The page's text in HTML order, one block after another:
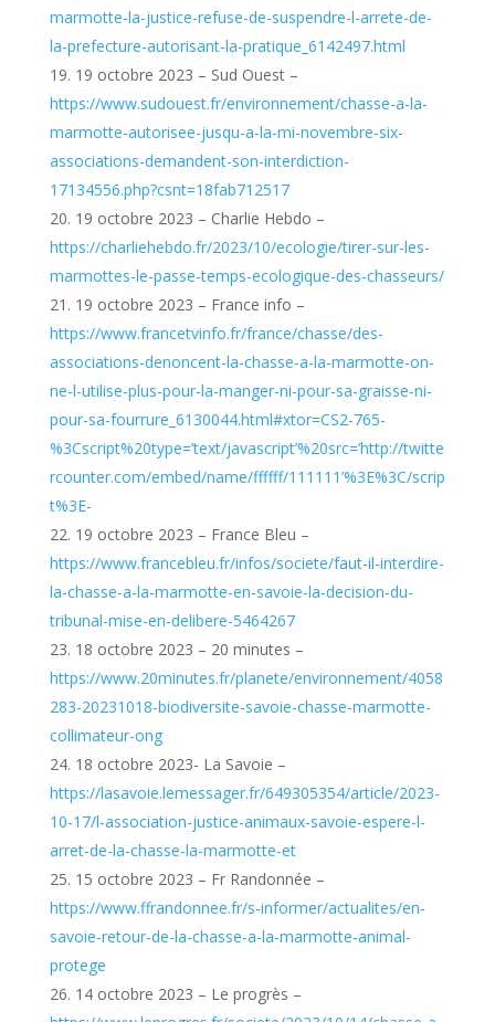
marmotte-la-justice-refuse-de-suspendre-l-arrete-de-
la-prefecture-autorisant-la-pratique_6142497.html
19 octobre 2023 – Sud Ouest –
https://www.sudouest.fr/environnement/chasse-a-la-
marmotte-autorisee-jusqu-a-la-mi-novembre-six-
associations-demandent-son-interdiction-
17134556.php?csnt=18fab712517
19 octobre 2023 – Charlie Hebdo –
https://charliehebdo.fr/2023/10/ecologie/tirer-sur-les-
marmottes-le-passe-temps-ecologique-des-chasseurs/
19 octobre 2023 – France info –
https://www.francetvinfo.fr/france/chasse/des-
associations-denoncent-la-chasse-a-la-marmotte-on-
ne-l-utilise-plus-pour-la-manger-ni-pour-sa-graisse-ni-
pour-sa-fourrure_6130044.html#xtor=CS2-765-
%3Cscript%20type=’text/javascript’%20src=’http://twitte
rcounter.com/embed/name/ffffff/111111’%3E%3C/scrip
t%3E-
19 octobre 2023 – France Bleu –
https://www.francebleu.fr/infos/societe/faut-il-interdire-
la-chasse-a-la-marmotte-en-savoie-la-decision-du-
tribunal-mise-en-delibere-5464267
18 octobre 2023 – 20 minutes –
https://www.20minutes.fr/planete/environnement/4058
283-20231018-biodiversite-savoie-chasse-marmotte-
collimateur-ong
18 octobre 2023- La Savoie –
https://lasavoie.lemessager.fr/649305354/article/2023-
10-17/l-association-justice-animaux-savoie-espere-l-
arret-de-la-chasse-la-marmotte-et
15 octobre 2023 – Fr Randonnée –
https://www.ffrandonnee.fr/s-informer/actualites/en-
savoie-retour-de-la-chasse-a-la-marmotte-animal-
protege
14 octobre 2023 – Le progrès –